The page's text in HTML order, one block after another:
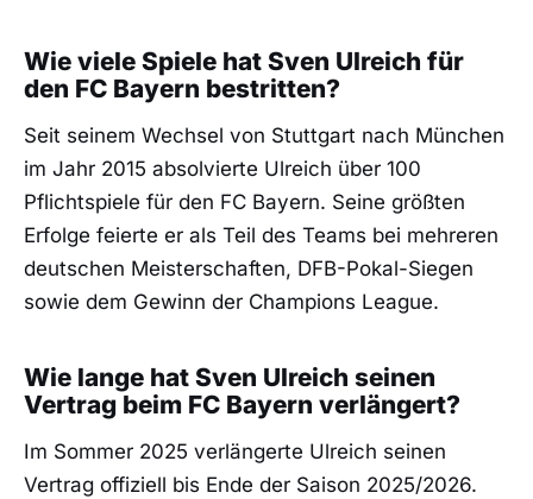
Wie viele Spiele hat Sven Ulreich für
den FC Bayern bestritten?
Seit seinem Wechsel von Stuttgart nach München
im Jahr 2015 absolvierte Ulreich über 100
Pflichtspiele für den FC Bayern. Seine größten
Erfolge feierte er als Teil des Teams bei mehreren
deutschen Meisterschaften, DFB-Pokal-Siegen
sowie dem Gewinn der Champions League.
Wie lange hat Sven Ulreich seinen
Vertrag beim FC Bayern verlängert?
Im Sommer 2025 verlängerte Ulreich seinen
Vertrag offiziell bis Ende der Saison 2025/2026.